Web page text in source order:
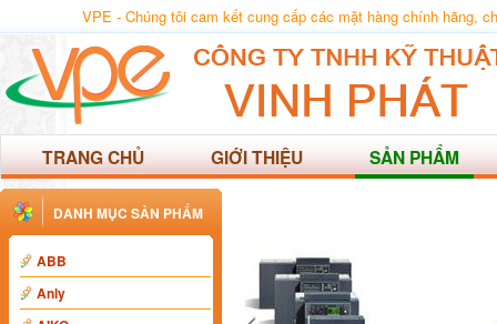
VPE - Chúng tôi cam kết cung cấp các mặt hàng chính hãng,
TRANG CHỦ GIỚI THIỆU SẢN PHẨM
DANH MỤC SẢN PHẨM
ABB
Anly